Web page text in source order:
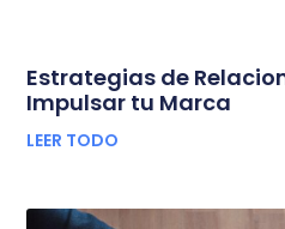
Estrategias de
Impulsar tu Marca
LEER TODO